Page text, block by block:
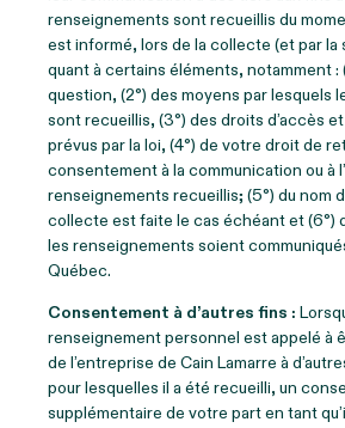
renseignements sont recueillis du
est informé, lors de la collecte (et par la
quant à certains éléments, notamment :
question, (2°) des moyens par lesquels
sont recueillis, (3°) des droits d’accès
prévus par la loi, (4°) de votre droit de
consentement à la communication ou à
renseignements recueillis; (5°) du nom
collecte est faite le cas échéant et (6°)
les renseignements soient
Québec.
Consentement à d’autres fins :
renseignement personnel est appelé à
de l’entreprise de Cain Lamarre à
pour lesquelles il a été recueilli, un
supplémentaire de votre part en tant